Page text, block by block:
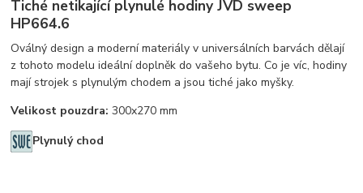
Tiché netikající plynulé hodiny JVD sweep
HP664.6
Oválný design a moderní materiály v universálních barvách dělají
z tohoto modelu ideální doplněk do vašeho bytu. Co je víc, hodiny
mají strojek s plynulým chodem a jsou tiché jako myšky.
Velikost pouzdra: 300x270 mm
Plynulý chod